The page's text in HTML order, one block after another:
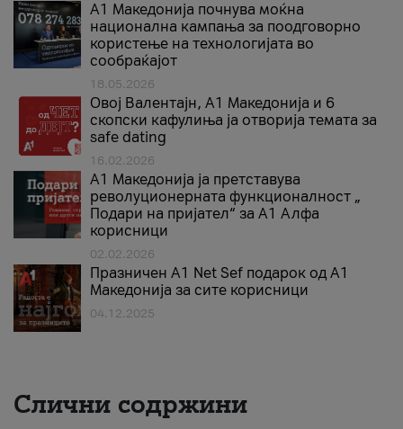
A1 Македонија почнува моќна
национална кампања за поодговорно
користење на технологијата во
сообраќајот
18.05.2026
Овој Валентајн, A1 Македонија и 6
скопски кафулиња ја отворија темата за
safe dating
16.02.2026
А1 Македонија ја претставува
револуционерната функционалност „
Подари на пријател“ за А1 Алфа
корисници
02.02.2026
Празничен A1 Net Sеf подарок од А1
Македонија за сите корисници
04.12.2025
Слични содржини